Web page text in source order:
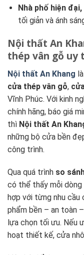
Nhà phố hiện
tối giản và ánh
Nội thất An
thép vân gỗ uy
Nội thất An Khang
cửa thép vân gỗ,
Vĩnh Phúc. Với kinh
chính hãng, báo giá
thì Nội thất An
những bộ cửa bền
công trình.
Qua quá trình so
có thể thấy mỗi dòng
hợp với từng nhu cầu
phẩm bền – an toàn
lựa chọn tối ưu. Nếu
hoạt thiết kế, cửa